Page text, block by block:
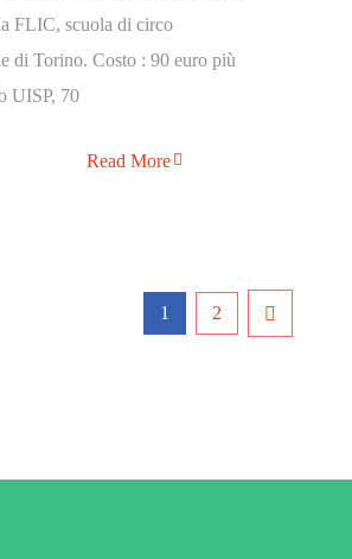
FLIC, scuola di circo
di Torino. Costo : 90 euro più
UISP, 70
Read More
1 2